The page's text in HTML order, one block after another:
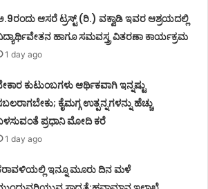
ಆಸರೆ ಟ್ರಸ್ಟ್ (ರಿ.) ವಕ್ವಾಡಿ ಇವರ ಆಶ್ರಯದಲ್ಲಿ
ಹಾಗೂ ಸಮವಸ್ತ್ರ ವಿತರಣಾ ಕಾರ್ಯಕ್ರಮ
1 day ago
ಕುಟುಂಬಗಳು ಆರ್ಥಿಕವಾಗಿ ಇನ್ನಷ್ಟು
ಕೈಮಗ್ಗ ಉತ್ಪನ್ನಗಳನ್ನು ಹೆಚ್ಚು
ಪ್ರಧಾನಿ ಮೋದಿ ಕರೆ
1 day ago
ಇನ್ನೂ ಮೂರು ದಿನ ಮಳೆ